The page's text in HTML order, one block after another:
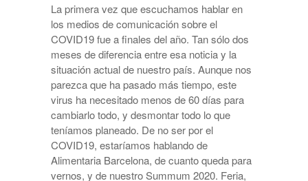
La primera vez que escuchamos hablar en
los medios de comunicación sobre el
COVID19 fue a finales del año. Tan sólo dos
meses de diferencia entre esa noticia y la
situación actual de nuestro país. Aunque nos
parezca que ha pasado más tiempo, este
virus ha necesitado menos de 60 días para
cambiarlo todo, y desmontar todo lo que
teníamos planeado. De no ser por el
COVID19, estaríamos hablando de
Alimentaria Barcelona, de cuanto queda para
vernos, y de nuestro Summum 2020. Feria,